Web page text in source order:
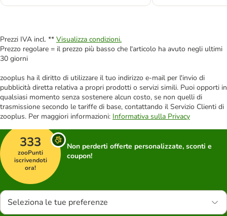
Prezzi IVA incl. ** Visualizza condizioni.
Prezzo regolare = il prezzo più basso che l'articolo ha avuto negli ultimi
30 giorni
zooplus ha il diritto di utilizzare il tuo indirizzo e-mail per l'invio di
pubblicità diretta relativa a propri prodotti o servizi simili. Puoi opporti in
qualsiasi momento senza sostenere alcun costo, se non quelli di
trasmissione secondo le tariffe di base, contattando il Servizio Clienti di
zooplus. Per maggiori informazioni: Informativa sulla Privacy
333
zooPunti
iscrivendoti
ora!
Non perderti offerte personalizzate, sconti e
coupon!
Seleziona le tue preferenze